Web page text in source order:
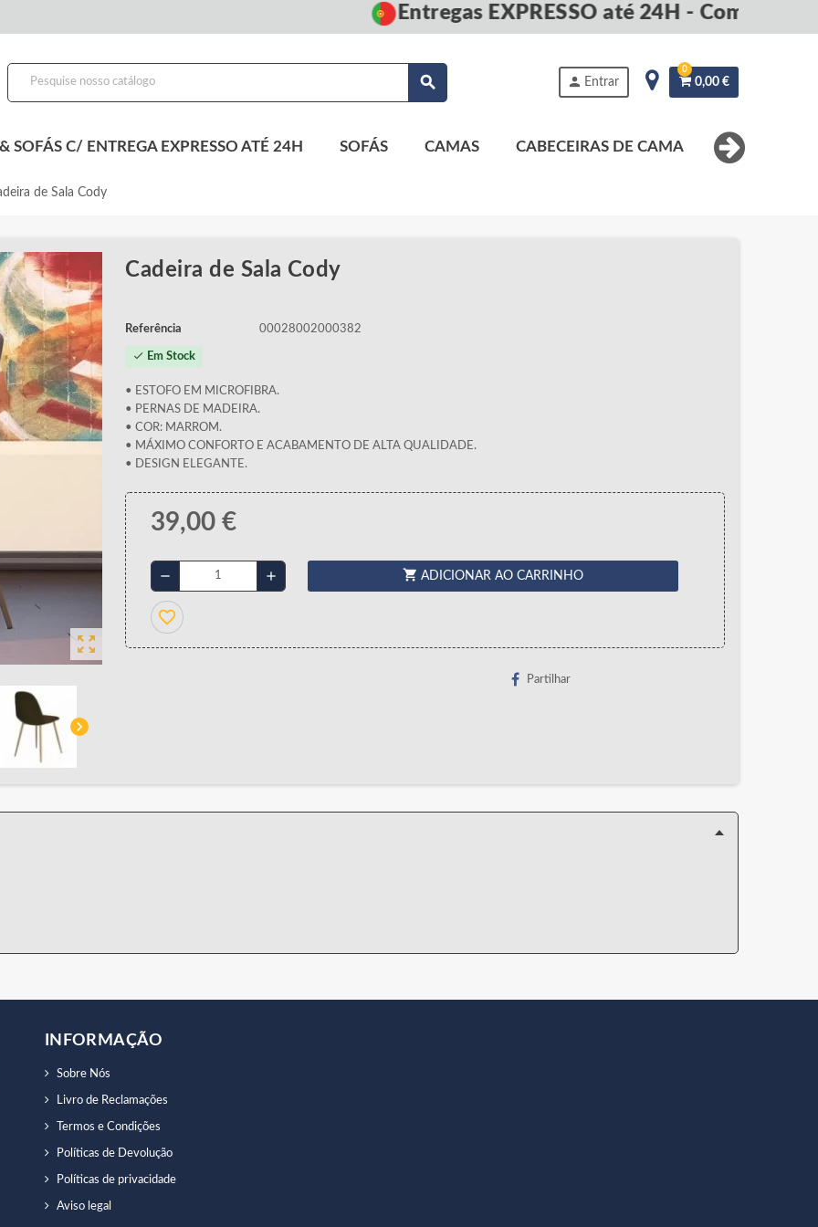
Entregas EXPRESSO até 24H - Compre
search person Entrar
0
0,00 €
SOFÁS C/ ENTREGA EXPRESSO ATÉ 24H SOFÁS CAMAS CABECEIRAS DE CAMA MESAS DE
de Sala Cody
zoom_out_map
chevron_right
Cadeira de Sala Cody
Referência 00028002000382
check Em Stock
• ESTOFO EM MICROFIBRA.
• PERNAS DE MADEIRA.
• COR: MARROM.
• MÁXIMO CONFORTO E ACABAMENTO DE ALTA QUALIDADE.
• DESIGN ELEGANTE.
39,00 €
remove add shopping_cart ADICIONAR AO CARRINHO
favorite_border
Partilhar
INFORMAÇÃO
Sobre Nós
Livro de Reclamações
Termos e Condições
Políticas de Devolução
Políticas de privacidade
Aviso legal